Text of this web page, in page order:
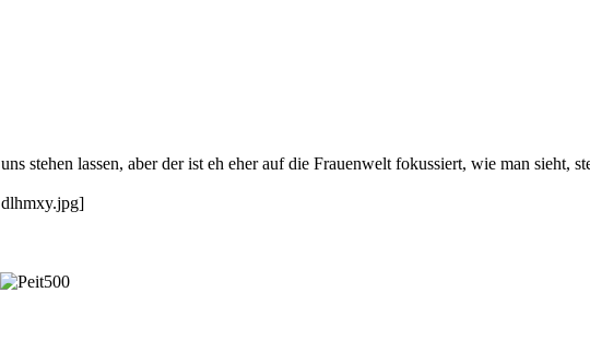
stehen lassen, aber der ist eh eher auf die Frauenwelt fokussiert, wie man sieht,